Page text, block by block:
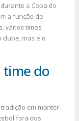
a Copa do
a função de
vários times
mas e o
time do
em manter
fora dos